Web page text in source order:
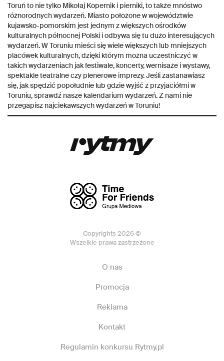
Toruń to nie tylko Mikołaj Kopernik i pierniki, to także mnóstwo
różnorodnych wydarzeń. Miasto położone w województwie
kujawsko-pomorskim jest jednym z większych ośrodków
kulturalnych północnej Polski i odbywa się tu dużo interesujących
wydarzeń. W Toruniu mieści się wiele większych lub mniejszych
placówek kulturalnych, dzięki którym można uczestniczyć w
takich wydarzeniach jak festiwale, koncerty, wernisaże i wystawy,
spektakle teatralne czy plenerowe imprezy. Jeśli zastanawiasz
się, jak spędzić popołudnie lub gdzie wyjść z przyjaciółmi w
Toruniu, sprawdź nasze kalendarium wydarzeń. Z nami nie
przegapisz najciekawszych wydarzeń w Toruniu!
Copyrights 2026 ©
Wszelkie prawa zastrzeżone
O nas
Promocja
Reklama
Kontakt
Regulamin konkursu Rytmy.pl